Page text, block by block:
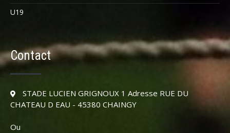
U19
Contact
STADE LUCIEN GRIGNOUX 1 Adresse RUE DU
CHATEAU D EAU - 45380 CHAINGY
Ou